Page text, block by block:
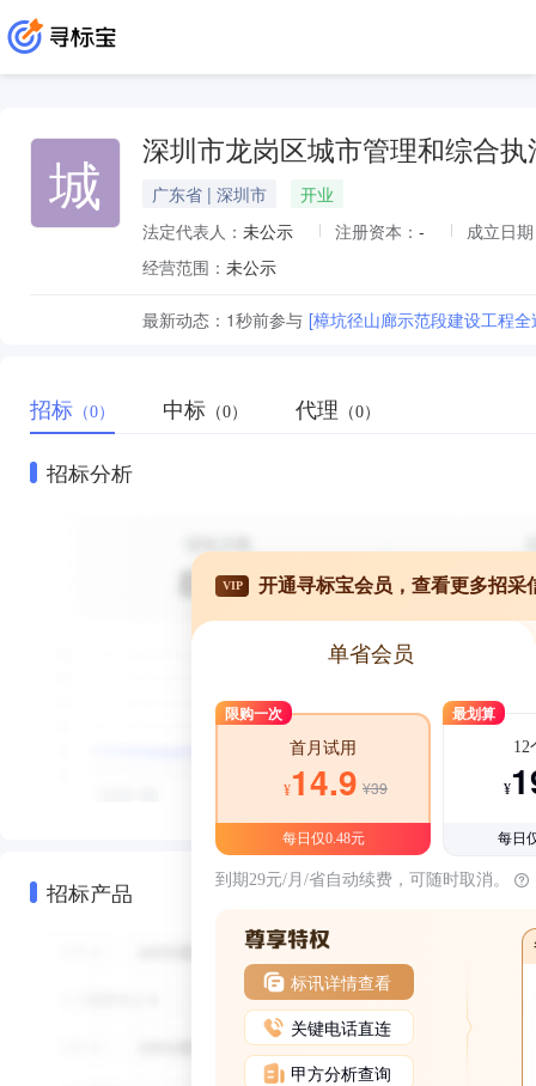
城 深圳市龙岗区城市管理和综合执
广东省 | 深圳市
开业
法定代表人： 未公示 注册资本： -
成立日
经营范围： 未公示
最新动态： 1秒前参与 [樟坑径山廊示范段建设工程
招标 （0） 中标 （0） 代理 （0）
招标分析
招标产品
VIP 开通寻标宝会员，查看更多招采
单省会员
限购一次
首月试用
¥14.9 ¥39
每日仅0.48元
最划算
12
¥
每日
到期29元/月/省自动续费，可随时取消。
标讯详情查看
关键电话直连
甲方分析查询